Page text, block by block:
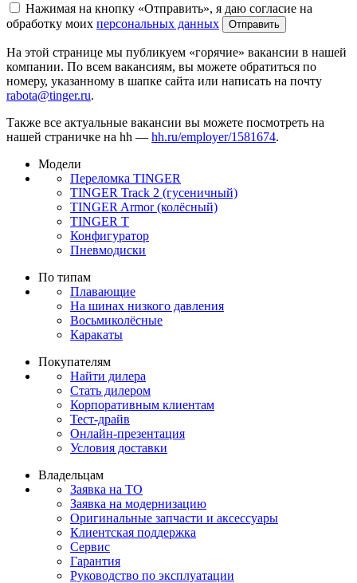
Нажимая на кнопку «Отправить», я даю согласие на
обработку моих персональных данных Отправить
На этой странице мы публикуем «горячие» вакансии в нашей
компании. По всем вакансиям, вы можете обратиться по
номеру, указанному в шапке сайта или написать на почту
rabota@tinger.ru.
Также все актуальные вакансии вы можете посмотреть на
нашей страничке на hh — hh.ru/employer/1581674.
Модели
Переломка TINGER
TINGER Track 2 (гусеничный)
TINGER Armor (колёсный)
TINGER T
Конфигуратор
Пневмодиски
По типам
Плавающие
На шинах низкого давления
Восьмиколёсные
Каракаты
Покупателям
Найти дилера
Стать дилером
Корпоративным клиентам
Тест-драйв
Онлайн-презентация
Условия доставки
Владельцам
Заявка на ТО
Заявка на модернизацию
Оригинальные запчасти и аксессуары
Клиентская поддержка
Сервис
Гарантия
Руководство по эксплуатации